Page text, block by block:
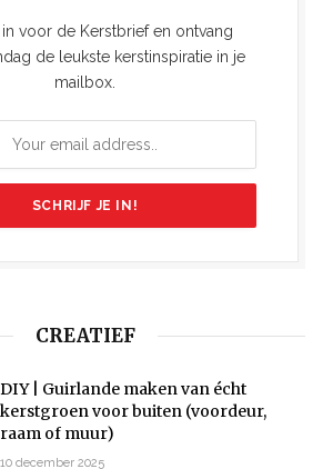
voor de Kerstbrief en ontvang
de leukste kerstinspiratie in je
mailbox.
CREATIEF
DIY | Guirlande maken van écht
kerstgroen voor buiten (voordeur,
raam of muur)
10 december 2025